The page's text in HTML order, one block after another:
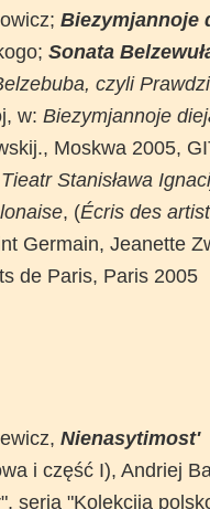
Biezymjannoje
Sonata
czyli
w: Biezymjannoje
Moskwa 2005,
Tieatr Stanisława
, (Écris des
Germain, Jeanette
de Paris, Paris 2005
Nienasytimost'
i część I), Andriej
seria "Kolekcija